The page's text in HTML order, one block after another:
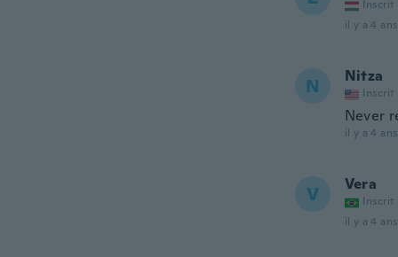
Inscrit
il y a 4 ans
N Nitza
Inscrit
Never
il y a 4 ans
V Vera
Inscrit
il y a 4 ans